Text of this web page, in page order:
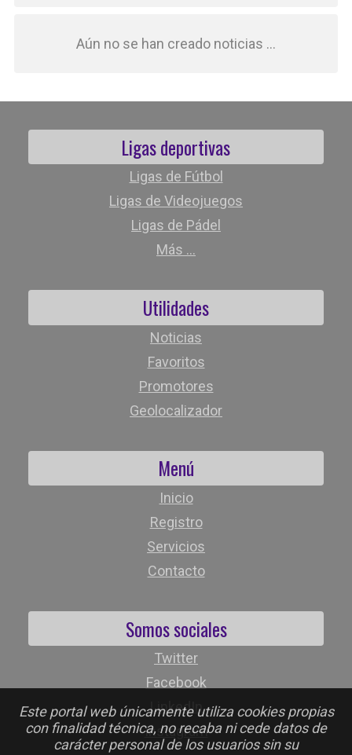
Este portal web únicamente utiliza cookies propias
con finalidad técnica, no recaba ni cede datos de
carácter personal de los usuarios sin su
Aún no se han creado noticias ...
Ligas deportivas
Ligas de Fútbol
Ligas de Videojuegos
Ligas de Pádel
Más ...
Utilidades
Noticias
Favoritos
Promotores
Geolocalizador
Menú
Inicio
Registro
Servicios
Contacto
Somos sociales
Twitter
Facebook
LinkedIn
Instagram